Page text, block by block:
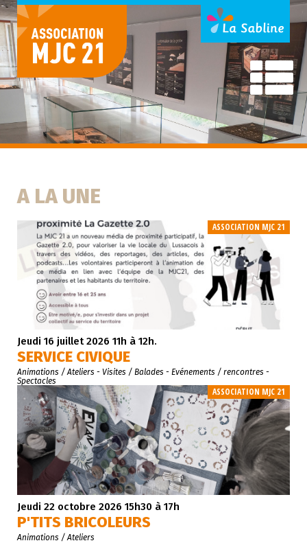
A LA UNE
ASSOCIATION MJC 21
Jeudi 16 juillet 2026 11h à 12h.
SERVICE CIVIQUE
Animations / Ateliers - Visites / Balades - Evénements / rencontres -
Spectacles
ASSOCIATION MJC 21
Jeudi 22 octobre 2026 15h30 à 17h
P'TITS BRICOLEURS
Animations / Ateliers